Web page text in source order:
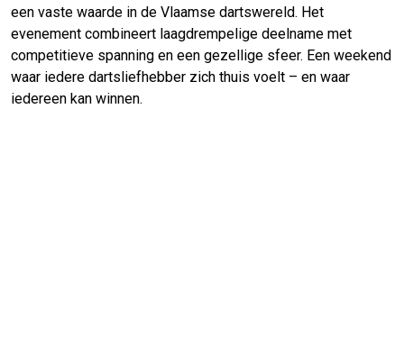
een vaste waarde in de Vlaamse dartswereld. Het
evenement combineert laagdrempelige deelname met
competitieve spanning en een gezellige sfeer. Een weekend
waar iedere dartsliefhebber zich thuis voelt – en waar
iedereen kan winnen.